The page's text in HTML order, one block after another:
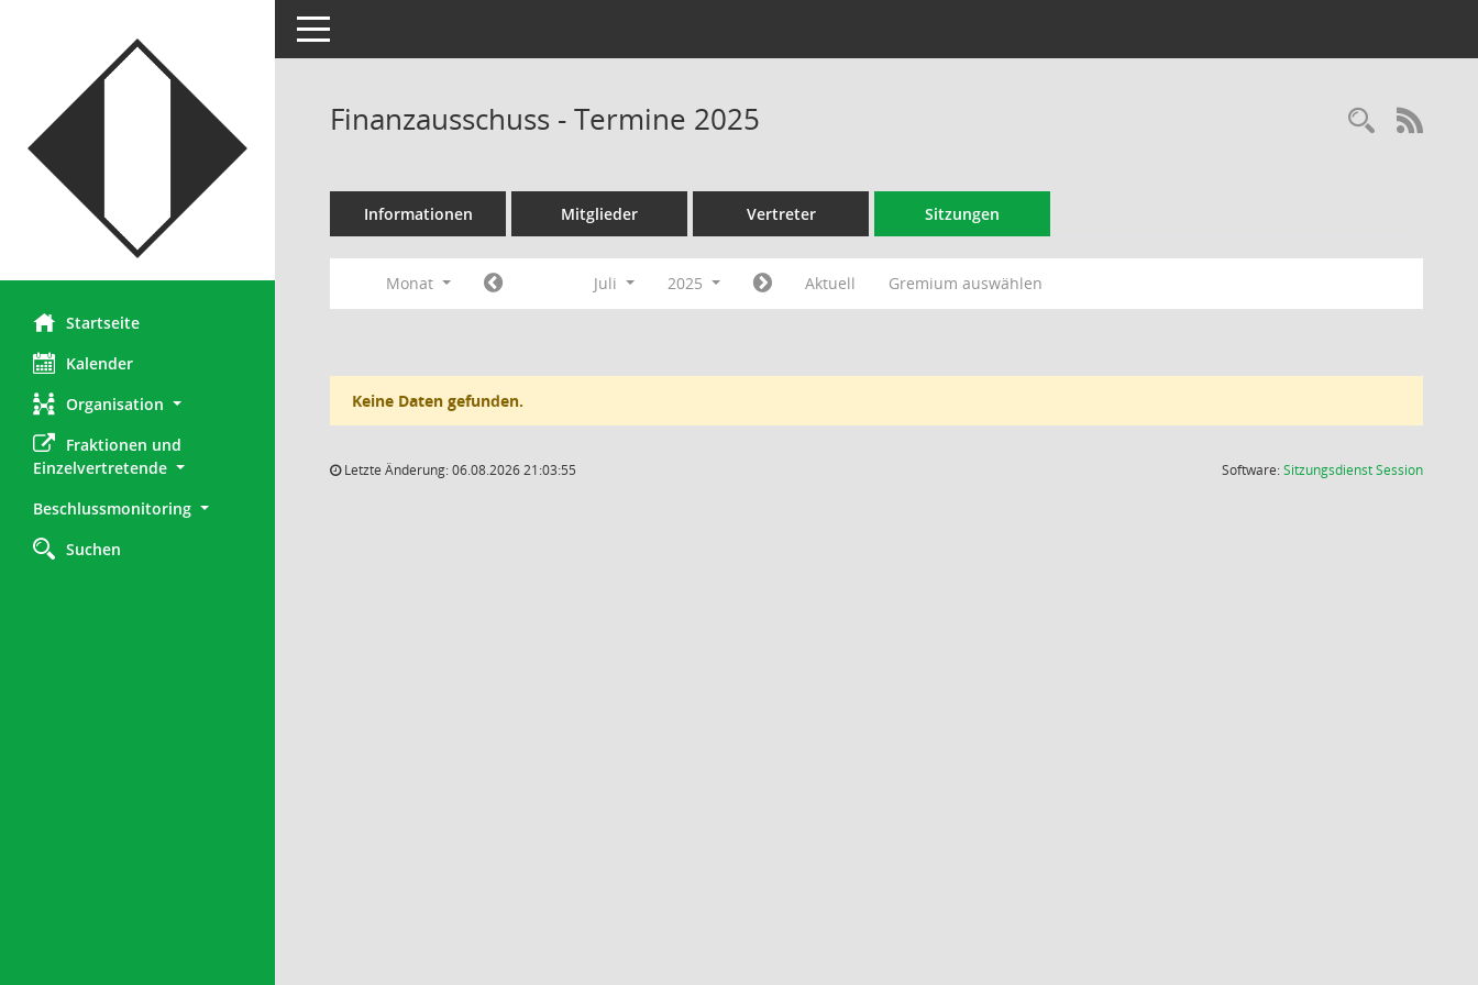
Startseite
Kalender
Organisation
Fraktionen und
Einzelvertretende
Beschlussmonitoring
Suchen
Toggle navigation
Finanzausschuss - Termine 2025
Informationen Mitglieder Vertreter Sitzungen
Monat Juli 2025 Aktuell Gremium auswählen
Keine Daten gefunden.
Letzte Änderung: 06.08.2026 21:03:55 Software:SitzungsdienstSession(Wird in